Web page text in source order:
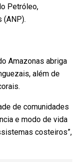
Petróleo,
(ANP).
Amazonas abriga
além de
de comunidades
e modo de vida
costeiros”,